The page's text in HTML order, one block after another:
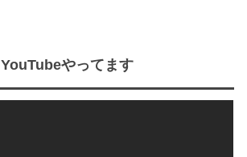
YouTubeやってます